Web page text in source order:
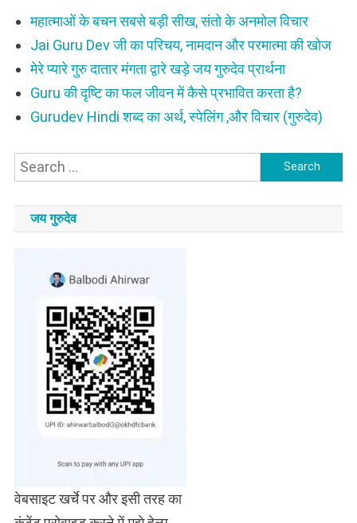
महात्माओं के बचन सबसे बड़ी सीख, संतो के अनमोल विचार
Jai Guru Dev जी का परिचय, नामदान और परमात्मा की खोज
मेरे प्यारे गुरु दातार मंगता द्वारे खड़े जय गुरुदेव प्रार्थना
Guru की दृष्टि का फल जीवन में कैसे प्रभावित करता है?
Gurudev Hindi शब्द का अर्थ, स्पेलिंग ,और विचार (गुरुदेव)
Search
for:
जय गुरुदेव
वेबसाइट खर्चे पर और इसी तरह का